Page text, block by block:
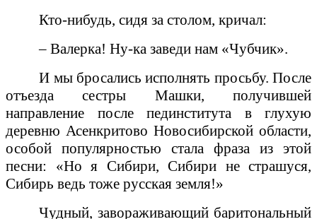
Кто-нибудь, сидя за столом, кричал:
– Валерка! Ну-ка заведи нам «Чубчик».
И мы бросались исполнять просьбу. После
отъезда сестры Машки, получившей
направление после пединститута в глухую
деревню Асенкритово Новосибирской области,
особой популярностью стала фраза из этой
песни: «Но я Сибири, Сибири не страшуся,
Сибирь ведь тоже русская земля!»
Чудный, завораживающий баритональный